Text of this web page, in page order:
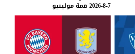
7-8-2026
قمة مولينيو